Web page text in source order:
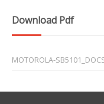
Download Pdf
MOTOROLA-